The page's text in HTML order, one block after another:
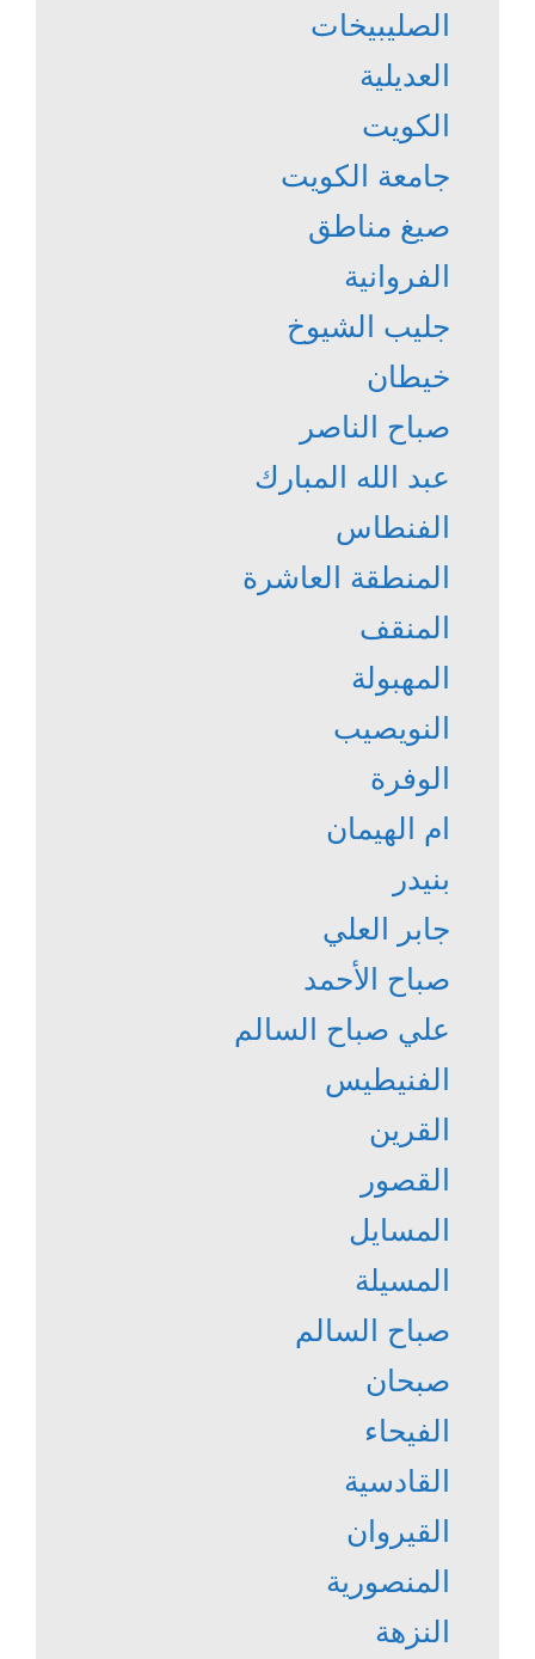
الصليبيخات
العديلية
الكويت
جامعة الكويت
صيغ مناطق
الفروانية
جليب الشيوخ
خيطان
صباح الناصر
عبد الله المبارك
الفنطاس
المنطقة العاشرة
المنقف
المهبولة
النويصيب
الوفرة
ام الهيمان
بنيدر
جابر العلي
صباح الأحمد
علي صباح السالم
الفنيطيس
القرين
القصور
المسايل
المسيلة
صباح السالم
صبحان
الفيحاء
القادسية
القيروان
المنصورية
النزهة